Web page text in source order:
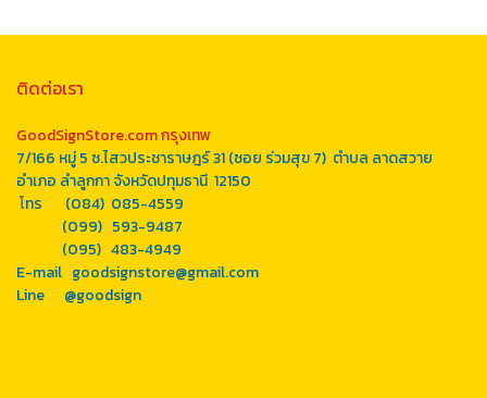
ติดต่อเรา
GoodSignStore.com กรุงเทพ
7/166 หมู่ 5 ซ.ไสวประชาราษฎร์ 31 (ซอย ร่วมสุข 7) ตำบล ลาดสวาย
อำเภอ ลำลูกกา จังหวัดปทุมธานี 12150
โทร (084) 085-4559
(099) 593-9487
(095) 483-4949
E-mail goodsignstore@gmail.com
Line @goodsign